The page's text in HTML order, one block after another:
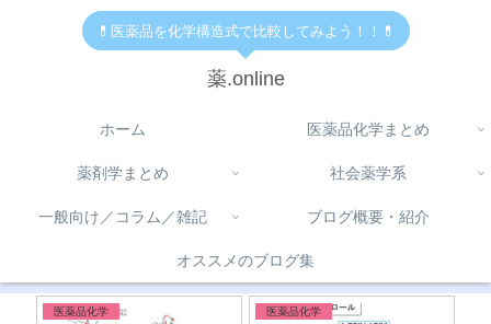
💊医薬品を化学構造式で比較してみよう！！💊
薬.online
ホーム 医薬品化学まとめ
薬剤学まとめ 社会薬学系
一般向け／コラム／雑記 ブログ概要・紹介
オススメのブログ集
医薬品化学 医薬品化学